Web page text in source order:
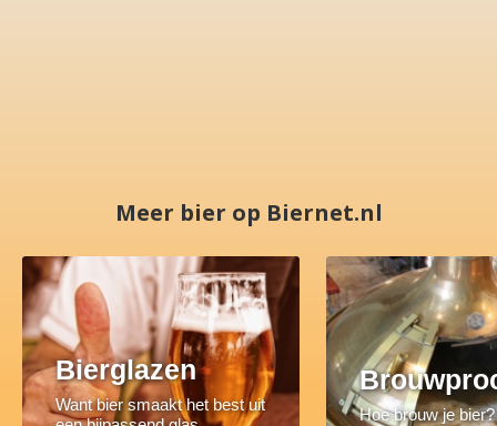
Meer bier op Biernet.nl
Bierglazen
Want bier smaakt het best uit
Hoe brouw je bier?